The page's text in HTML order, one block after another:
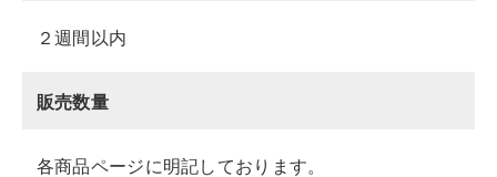
２週間以内
販売数量
各商品ページに明記しております。